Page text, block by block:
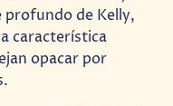
de Kelly,
característica
opacar por